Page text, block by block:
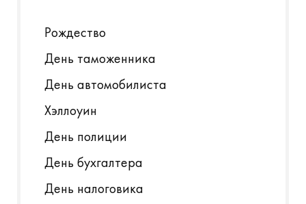
Рождество
День таможенника
День автомобилиста
Хэллоуин
День полиции
День бухгалтера
День налоговика